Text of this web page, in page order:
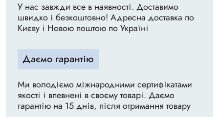
У нас завжди все в наявності. Доставимо
швидко і безкоштовно! Адресна доставка по
Києву і Новою поштою по Україні
Даємо гарантію
Ми володіємо міжнародними сертифікатами
якості і впевнені в своєму товарі. Даємо
гарантію на 15 днів, після отримання товару